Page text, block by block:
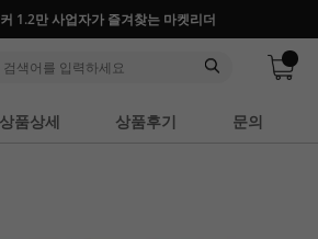
1.2만 사업자가 즐겨찾는 마켓리더
상품상세 상품후기 문의